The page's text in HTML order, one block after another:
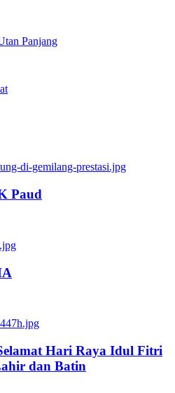
Panjang
Paud
Hari Raya Idul Fitri
dan Batin